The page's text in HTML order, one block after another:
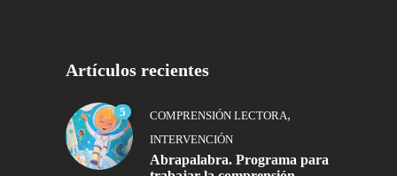
Artículos recientes
5 COMPRENSIÓN LECTORA,
INTERVENCIÓN
Abrapalabra. Programa para